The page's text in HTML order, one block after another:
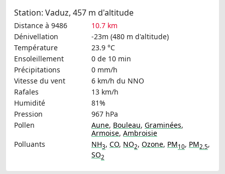
Station: Vaduz, 457 m d'altitude
Distance à 9486
10.7 km
Dénivellation
-23m (480 m d'altitude)
Température
23.9 °C
Ensoleillement
0 de 10 min
Précipitations
0 mm/h
Vitesse du vent
6 km/h du NNO
Rafales
13 km/h
Humidité
81%
Pression
967 hPa
Pollen
Aune, Bouleau, Graminées,
Armoise, Ambroisie
Polluants
NH3, CO, NO2, Ozone, PM10, PM2.5,
SO2